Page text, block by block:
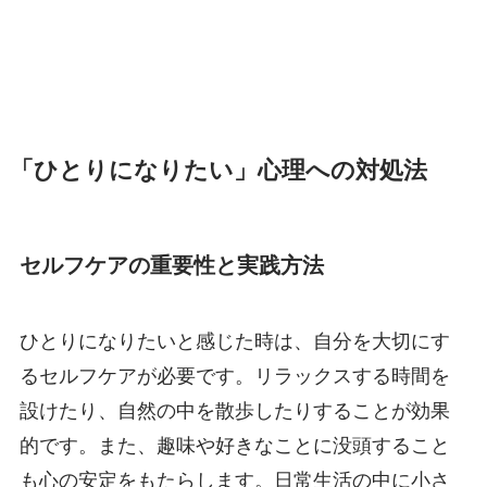
「ひとりになりたい」心理への対処法
セルフケアの重要性と実践方法
ひとりになりたいと感じた時は、自分を大切にす
るセルフケアが必要です。リラックスする時間を
設けたり、自然の中を散歩したりすることが効果
的です。また、趣味や好きなことに没頭すること
も心の安定をもたらします。日常生活の中に小さ